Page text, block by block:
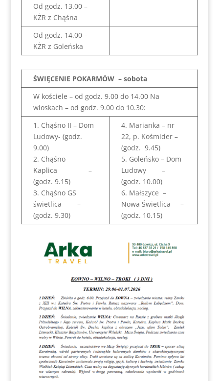
Od godz. 13.00 –
KŻR z Chąśna
Od godz. 14.00 –
KŻR z Goleńska
ŚWIĘCENIE POKARMÓW – sobota
W kościele – od godz. 9.00 do 14.00 Na
wioskach – od godz. 9.00 do 10.30:
1. Chąśno II – Dom
Ludowy- (godz.
9.00)
2. Chąśno
Kaplica –
(godz. 9.15)
3. Chąśno GS
świetlica –
(godz. 9.30)
4. Marianka – nr
22, p. Kośmider –
(godz. 9.45)
5. Goleńsko – Dom
Ludowy –
(godz. 10.00)
6. Małszyce –
Nowa Świetlica –
(godz. 10.15)